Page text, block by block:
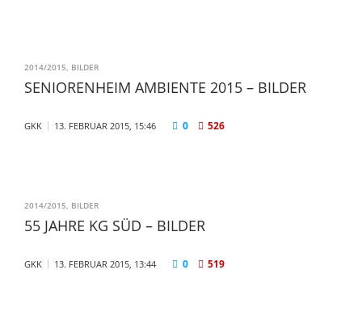
2014/2015, BILDER
SENIORENHEIM AMBIENTE 2015 – BILDER
GKK 13. FEBRUAR 2015, 15:46 0 526
2014/2015, BILDER
55 JAHRE KG SÜD – BILDER
GKK 13. FEBRUAR 2015, 13:44 0 519